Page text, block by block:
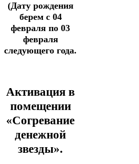
(Дату рождения
берем с 04
февраля по 03
февраля
следующего года.
Активация в
помещении
«Согревание
денежной
звезды».